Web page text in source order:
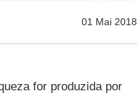
01 Mai 2018
for produzida por